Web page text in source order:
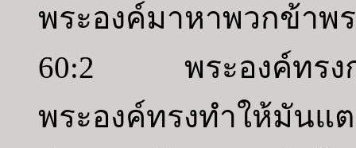
พระองค์มาหาพวกข้าพ
60:2 พระองค์ทรงก
พระองค์ทรงทำให้มันแ